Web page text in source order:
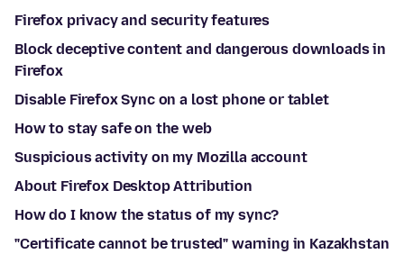
Firefox privacy and security features
Block deceptive content and dangerous downloads in
Firefox
Disable Firefox Sync on a lost phone or tablet
How to stay safe on the web
Suspicious activity on my Mozilla account
About Firefox Desktop Attribution
How do I know the status of my sync?
"Certificate cannot be trusted" warning in Kazakhstan